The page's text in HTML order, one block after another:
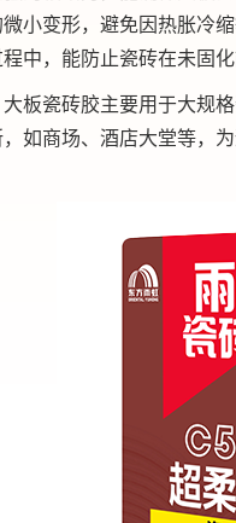
小变形，避免因热胀冷
中，能防止瓷砖在未固
板瓷砖胶主要用于大规
如商场、酒店大堂等，